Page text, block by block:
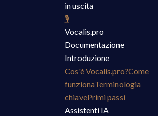
in uscita
🎙
Vocalis.pro
Documentazione
Introduzione
Cos'è Vocalis.pro?Come
funzionaTerminologia
chiavePrimi passi
Assistenti IA